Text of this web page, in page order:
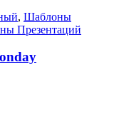
, Шаблоны
Презентаций